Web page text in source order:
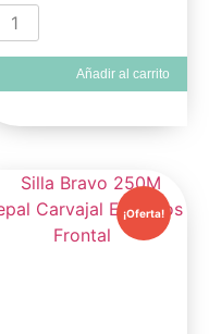
Añadir al carrito
¡Oferta!